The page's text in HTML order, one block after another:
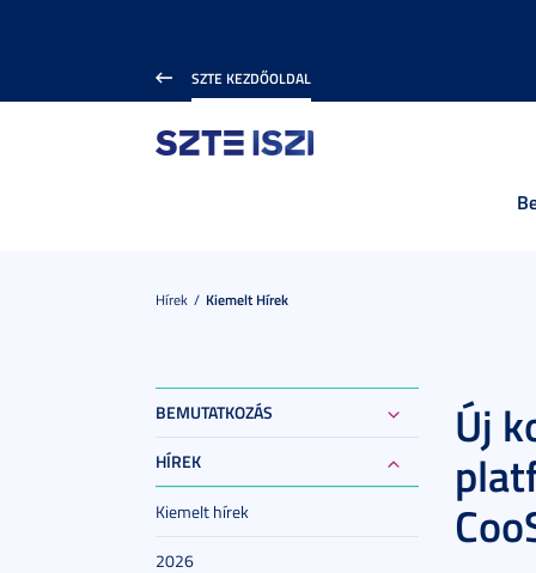
SZTE KEZDŐOLDAL
Hírek Kiemelt Hírek
BEMUTATKOZÁS
HÍREK
Kiemelt hírek
2026
Új